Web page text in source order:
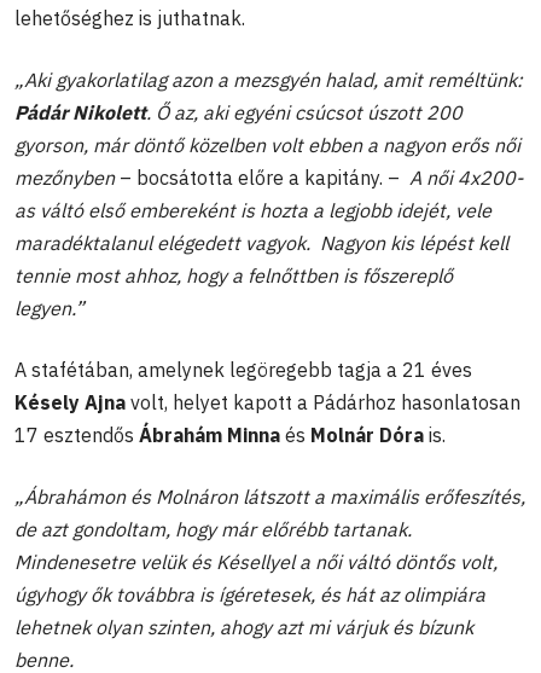
lehetőséghez is juthatnak.
„Aki gyakorlatilag azon a mezsgyén halad, amit reméltünk:
Pádár Nikolett. Ő az, aki egyéni csúcsot úszott 200
gyorson, már döntő közelben volt ebben a nagyon erős női
mezőnyben– bocsátotta előre a kapitány. – A női 4x200-
as váltó első embereként is hozta a legjobb idejét, vele
maradéktalanul elégedett vagyok. Nagyon kis lépést kell
tennie most ahhoz, hogy a felnőttben is főszereplő
legyen.”
A stafétában, amelynek legöregebb tagja a 21 éves
Késely Ajna volt, helyet kapott a Pádárhoz hasonlatosan
17 esztendős Ábrahám Minna és Molnár Dóra is.
„Ábrahámon és Molnáron látszott a maximális erőfeszítés,
de azt gondoltam, hogy már előrébb tartanak.
Mindenesetre velük és Késellyel a női váltó döntős volt,
úgyhogy ők továbbra is ígéretesek, és hát az olimpiára
lehetnek olyan szinten, ahogy azt mi várjuk és bízunk
benne.